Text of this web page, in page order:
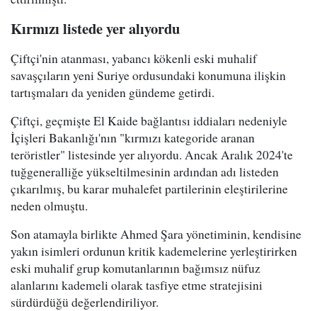
Kırmızı listede yer alıyordu
Çiftçi'nin atanması, yabancı kökenli eski muhalif
savaşçıların yeni Suriye ordusundaki konumuna ilişkin
tartışmaları da yeniden gündeme getirdi.
Çiftçi, geçmişte El Kaide bağlantısı iddiaları nedeniyle
İçişleri Bakanlığı'nın "kırmızı kategoride aranan
teröristler" listesinde yer alıyordu. Ancak Aralık 2024'te
tuğgeneralliğe yükseltilmesinin ardından adı listeden
çıkarılmış, bu karar muhalefet partilerinin eleştirilerine
neden olmuştu.
Son atamayla birlikte Ahmed Şara yönetiminin, kendisine
yakın isimleri ordunun kritik kademelerine yerleştirirken
eski muhalif grup komutanlarının bağımsız nüfuz
alanlarını kademeli olarak tasfiye etme stratejisini
sürdürdüğü değerlendiriliyor.